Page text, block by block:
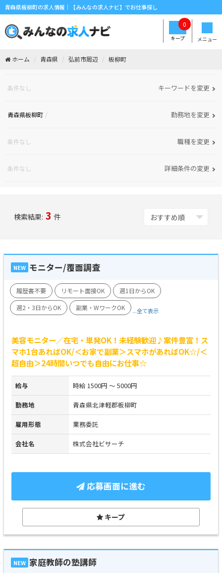
青森県板柳町の求人情報｜【みんなの求人ナビ】でお仕事探し
メニュー
キープ
0
ホーム 青森県 弘前市周辺 板柳町
条件なし キーワードを変更
青森県板柳町 勤務地を変更
条件なし 職種を変更
条件なし 詳細条件の変更
検索結果: 3 件
NEW モニター/覆面調査
履歴書不要 リモート面接OK
週1日からOK
週2・3日からOK
副業・WワークOK ...全て表示
美容モニター／在宅・単発OK！未経験歓迎♪案件豊富！ス
マホ1台あればOK/＜お家で副業＞スマホがあればOK☆/＜
超自由＞24時間いつでも自由にお仕事☆
給与 時給 1500円 ～ 5000円
勤務地 青森県北津軽郡板柳町
雇用形態 業務委託
会社名 株式会社ビサーチ
応募画面に進む
キープ
NEW 家庭教師の塾講師